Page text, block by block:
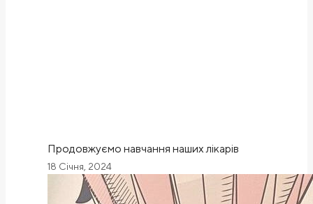
Продовжуємо навчання наших лікарів
18 Січня, 2024